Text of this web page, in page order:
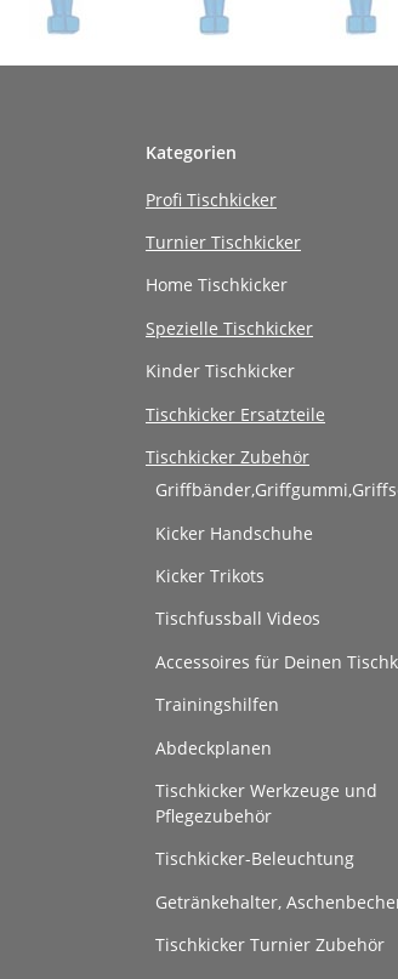
Kategorien
Profi Tischkicker
Turnier Tischkicker
Home Tischkicker
Spezielle Tischkicker
Kinder Tischkicker
Tischkicker Ersatzteile
Tischkicker Zubehör
Kicker Handschuhe
Kicker Trikots
Tischfussball Videos
Accessoires für Deinen
Trainingshilfen
Abdeckplanen
Tischkicker Werkzeuge und
Pflegezubehör
Tischkicker-Beleuchtung
Getränkehalter,
Tischkicker Turnier Zubehör